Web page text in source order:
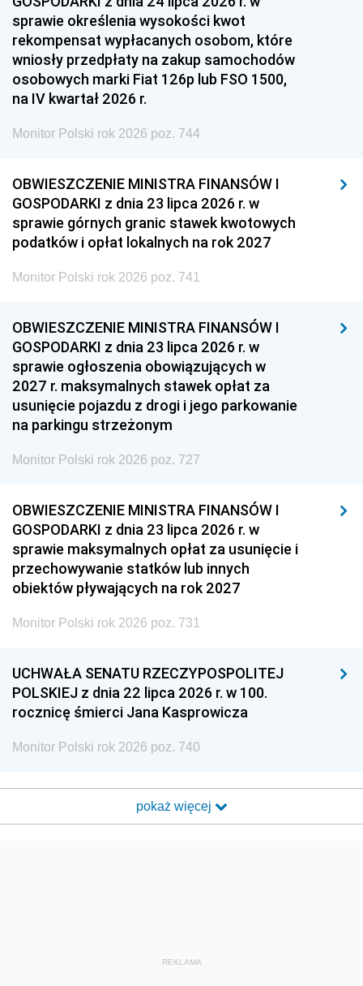
sprawie określenia wysokości kwot
rekompensat wypłacanych osobom, które
wniosły przedpłaty na zakup samochodów
osobowych marki Fiat 126p lub FSO 1500,
na IV kwartał 2026 r.
Monitor Polski rok 2026 poz. 744
OBWIESZCZENIE MINISTRA FINANSÓW I
GOSPODARKI z dnia 23 lipca 2026 r. w
sprawie górnych granic stawek kwotowych
podatków i opłat lokalnych na rok 2027
Monitor Polski rok 2026 poz. 741
OBWIESZCZENIE MINISTRA FINANSÓW I
GOSPODARKI z dnia 23 lipca 2026 r. w
sprawie ogłoszenia obowiązujących w
2027 r. maksymalnych stawek opłat za
usunięcie pojazdu z drogi i jego parkowanie
na parkingu strzeżonym
Monitor Polski rok 2026 poz. 727
OBWIESZCZENIE MINISTRA FINANSÓW I
GOSPODARKI z dnia 23 lipca 2026 r. w
sprawie maksymalnych opłat za usunięcie i
przechowywanie statków lub innych
obiektów pływających na rok 2027
Monitor Polski rok 2026 poz. 731
UCHWAŁA SENATU RZECZYPOSPOLITEJ
POLSKIEJ z dnia 22 lipca 2026 r. w 100.
rocznicę śmierci Jana Kasprowicza
Monitor Polski rok 2026 poz. 740
pokaż więcej
REKLAMA